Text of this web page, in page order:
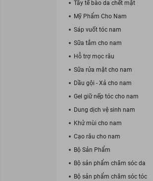
Tẩy tế bào da chết mặt
Mỹ Phẩm Cho Nam
Sáp vuốt tóc nam
Sữa tắm cho nam
Hỗ trợ mọc râu
Sữa rửa mặt cho nam
Dầu gội - Xả cho nam
Gel giữ nếp tóc cho nam
Dung dịch vệ sinh nam
Khử mùi cho nam
Cạo râu cho nam
Bộ Sản Phẩm
Bộ sản phẩm chăm sóc da
Bộ sản phẩm chăm sóc tóc